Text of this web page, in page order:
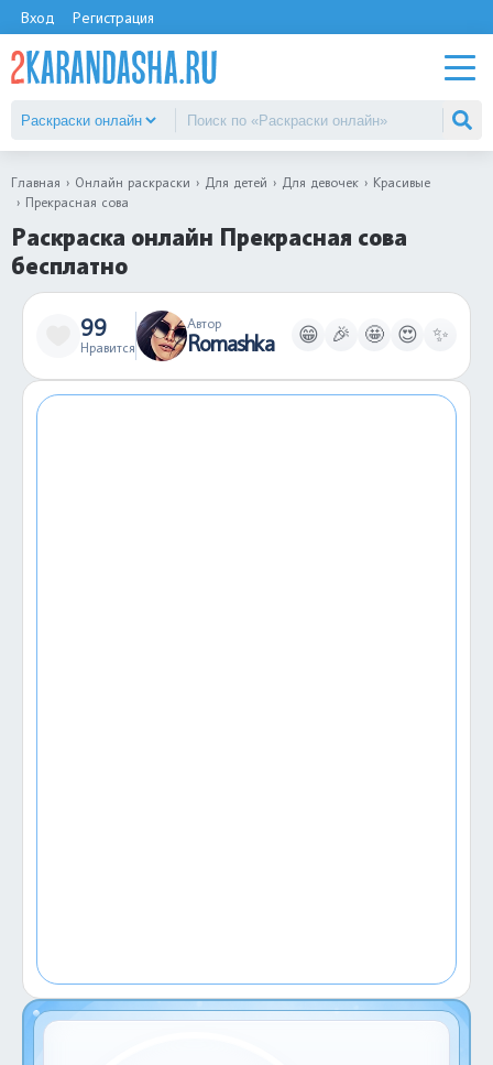
Вход Регистрация
Главная Онлайн раскраски Для детей Для девочек
Красивые
Прекрасная сова
Раскраска онлайн Прекрасная сова
бесплатно
99
Нравится
Автор
Romashka 😁 🎉 🤩 😍 ✨